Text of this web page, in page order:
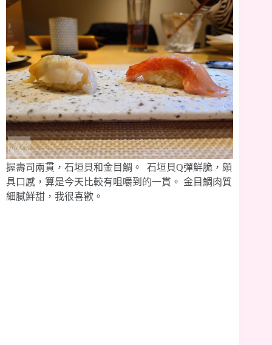
握壽司兩貫，石垣貝和金目鯛。 石垣貝Q彈鮮脆，頗
具口感，算是今天比較有咀嚼到的一貫。 金目鯛肉質
細膩鮮甜，我很喜歡。